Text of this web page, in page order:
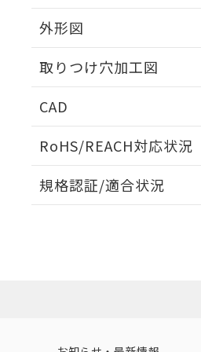
外形図
取りつけ穴加工図
CAD
RoHS/REACH対応状況
EU RoHS 注意事項・凡例
規格認証/適合状況
（イギリス
（ノルウェー